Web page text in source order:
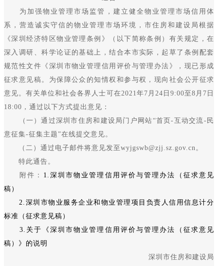
为加强物业管理市场监管，建立健全物业管理市场信用体
系，营造诚实守信的物业管理市场环境，市住房和建设局根据
《深圳经济特区物业管理条例》（以下简称条例）有关规定，在
深入调研、科学论证的基础上，结合本市实际，起草了条例配套
规范性文件《深圳市物业管理信用评价与管理办法》，现已形成
征求意见稿。为保障公众的知情权和参与权，现向社会公开征求
意见。有关单位和社会各界人士可在2021年7月24日9:00至8月7日
18:00，通过以下方式提出意见：
（一）通过深圳市住房和建设局门户网站“首页-互动交流-民
意征集-征集主题”在线提交意见。
（二）通过电子邮件将意见发至wyjgswb@zjj.sz.gov.cn。
特此通告。
附件： 1.深圳市物业管理信用评价与管理办法（征求意见
稿）
2.深圳市物业服务企业和物业管理项目负责人信用信息计分
标准（征求意见稿）
3.关于《深圳市物业管理信用评价与管理办法（征求意见
稿）》的说明
深圳市住房和建设局